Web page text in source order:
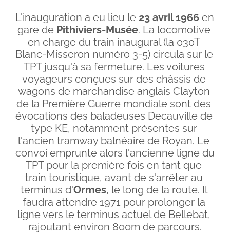
L'inauguration a eu lieu le 23 avril 1966 en
gare de Pithiviers-Musée. La locomotive
en charge du train inaugural (la 030T
Blanc-Misseron numéro 3-5) circula sur le
TPT jusqu'à sa fermeture. Les voitures
voyageurs conçues sur des châssis de
wagons de marchandise anglais Clayton
de la Première Guerre mondiale sont des
évocations des baladeuses Decauville de
type KE, notamment présentes sur
l'ancien tramway balnéaire de Royan. Le
convoi emprunte alors l'ancienne ligne du
TPT pour la première fois en tant que
train touristique, avant de s'arrêter au
terminus d'Ormes, le long de la route. Il
faudra attendre 1971 pour prolonger la
ligne vers le terminus actuel de Bellebat,
rajoutant environ 800m de parcours.